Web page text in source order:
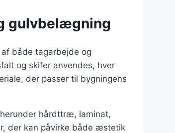
gulvbelægning
både tagarbejde og
og skifer anvendes, hver
der passer til bygningens
hårdttræ, laminat,
der kan påvirke både æstetik